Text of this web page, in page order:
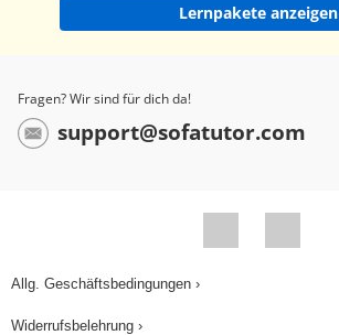
Lernpakete anzeigen
Fragen? Wir sind für dich da!
support@sofatutor.com
Allg. Geschäftsbedingungen ›
Widerrufsbelehrung ›